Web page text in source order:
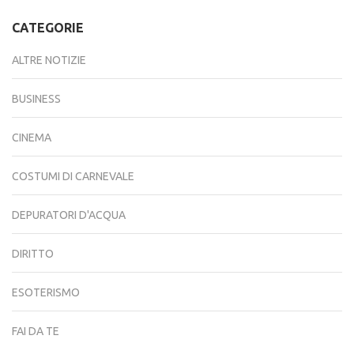
CATEGORIE
ALTRE NOTIZIE
BUSINESS
CINEMA
COSTUMI DI CARNEVALE
DEPURATORI D'ACQUA
DIRITTO
ESOTERISMO
FAI DA TE